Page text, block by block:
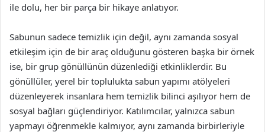
ile dolu, her bir parça bir hikaye anlatıyor.
Sabunun sadece temizlik için değil, aynı zamanda sosyal
etkileşim için de bir araç olduğunu gösteren başka bir örnek
ise, bir grup gönüllünün düzenlediği etkinliklerdir. Bu
gönüllüler, yerel bir toplulukta sabun yapımı atölyeleri
düzenleyerek insanlara hem temizlik bilinci aşılıyor hem de
sosyal bağları güçlendiriyor. Katılımcılar, yalnızca sabun
yapmayı öğrenmekle kalmıyor, aynı zamanda birbirleriyle